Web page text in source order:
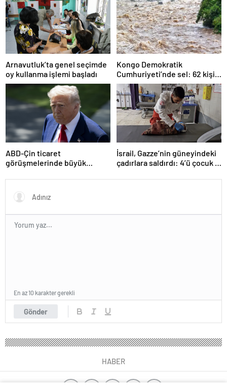
Arnavutluk’ta genel seçimde
oy kullanma işlemi başladı
Kongo Demokratik
Cumhuriyeti’nde sel: 62 kişi
hayatını kaybetti
ABD-Çin ticaret
görüşmelerinde büyük
İsrail, Gazze’nin güneyindeki
çadırlara saldırdı: 4’ü çocuk 8
Gönder
En az 10 karakter gerekli
HABER